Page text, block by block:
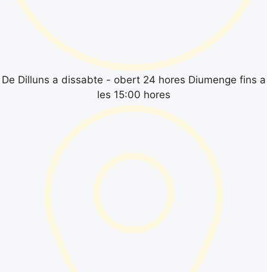
De Dilluns a dissabte - obert 24 hores Diumenge fins a
les 15:00 hores